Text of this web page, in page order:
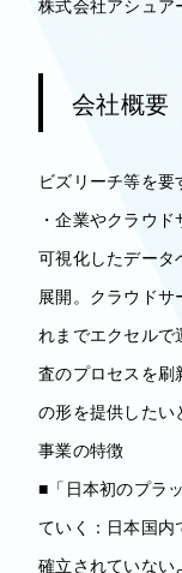
株式会社アシュア
会社概要
ビズリーチ等を
・企業やクラウ
可視化したデー
展開。クラウドサ
れまでエクセル
査のプロセスを刷
の形を提供したい
事業の特徴
■「日本初のプラ
ていく：日本国
確立されていな